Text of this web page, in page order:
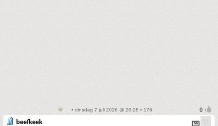
• dinsdag 7 juli 2026 @ 20:28 • 176
beefkeek